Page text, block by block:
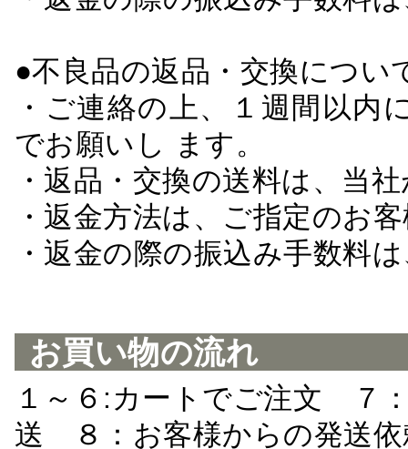
●不良品の返品・交換につい
・ご連絡の上、１週間以
でお願いし ます。
・返品・交換の送料は、当
・返金方法は、ご指定のお
・返金の際の振込み手数料
お買い物の流れ
１～６:カートでご注文 ７
送 ８：お客様からの発送